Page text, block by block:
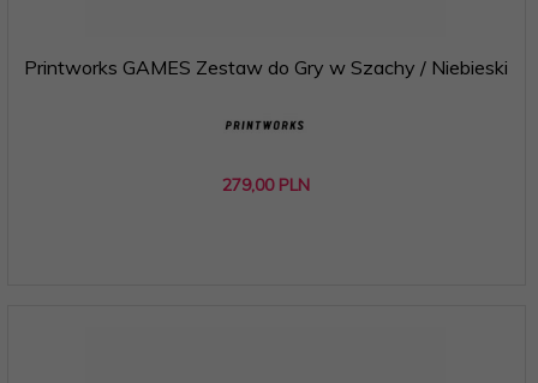
Printworks GAMES Zestaw do Gry w Szachy / Niebieski
279,00 PLN